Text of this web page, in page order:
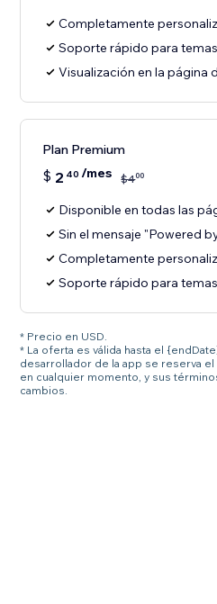
Completamente
Soporte rápido para temas
Visualización en la página
Plan Premium
$ 2 40 /mes $400
Disponible en todas las
Sin el mensaje "Powered
Completamente
Soporte rápido para temas
* Precio en USD.
* La oferta es válida hasta el
desarrollador de la app se reserva
en cualquier momento, y sus
cambios.